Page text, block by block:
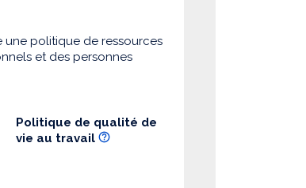
une politique de ressources
et des personnes
Politique de qualité de
vie au travail